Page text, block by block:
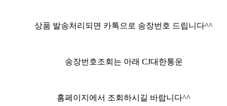
상품 발송처리되면 카톡으로 송장번호 드립니다^^
송장번호조회는 아래 CJ대한통운
홈페이지에서 조회하시길 바랍니다^^